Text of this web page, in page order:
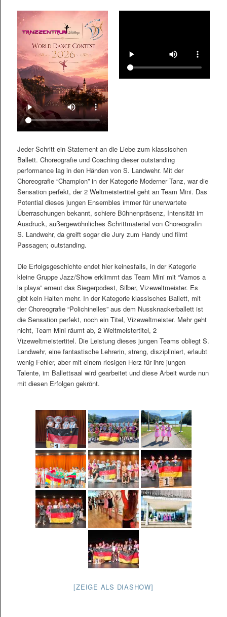
Jeder Schritt ein Statement an die Liebe zum klassischen
Ballett. Choreografie und Coaching dieser outstanding
performance lag in den Händen von S. Landwehr. Mit der
Choreografie “Champion” in der Kategorie Moderner Tanz, war die
Sensation perfekt, der 2 Weltmeistertitel geht an Team Mini. Das
Potential dieses jungen Ensembles immer für unerwartete
Überraschungen bekannt, schiere Bühnenpräsenz, Intensität im
Ausdruck, außergewöhnliches Schrittmaterial von Choreografin
S. Landwehr, da greift sogar die Jury zum Handy und filmt
Passagen; outstanding.
Die Erfolgsgeschichte endet hier keinesfalls, in der Kategorie
kleine Gruppe Jazz/Show erklimmt das Team Mini mit “Vamos a
la playa” erneut das Siegerpodest, Silber, Vizeweltmeister. Es
gibt kein Halten mehr. In der Kategorie klassisches Ballett, mit
der Choreografie “Polichinelles” aus dem Nussknackerballett ist
die Sensation perfekt, noch ein Titel, Vizeweltmeister. Mehr geht
nicht, Team Mini räumt ab, 2 Weltmeistertitel, 2
Vizeweltmeistertitel. Die Leistung dieses jungen Teams obliegt S.
Landwehr, eine fantastische Lehrerin, streng, diszipliniert, erlaubt
wenig Fehler, aber mit einem riesigen Herz für ihre jungen
Talente, im Ballettsaal wird gearbeitet und diese Arbeit wurde nun
mit diesen Erfolgen gekrönt.
[ZEIGE ALS DIASHOW]